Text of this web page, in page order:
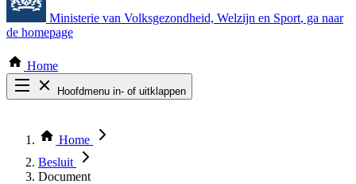
Ministerie van Volksgezondheid, Welzijn en Sport, ga naar
de homepage
Home
Hoofdmenu in- of uitklappen
Thema COVID-19
Bekijk per bestuursorgaan
Home
Besluit
Document